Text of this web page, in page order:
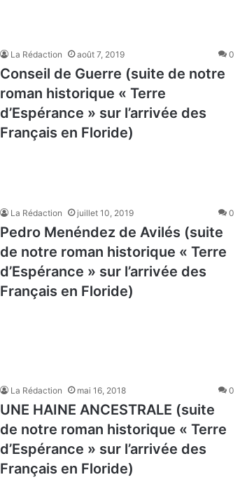
La Rédaction août 7, 2019 0
Conseil de Guerre (suite de notre
roman historique « Terre
d’Espérance » sur l’arrivée des
Français en Floride)
La Rédaction juillet 10, 2019 0
Pedro Menéndez de Avilés (suite
de notre roman historique « Terre
d’Espérance » sur l’arrivée des
Français en Floride)
La Rédaction mai 16, 2018 0
UNE HAINE ANCESTRALE (suite
de notre roman historique « Terre
d’Espérance » sur l’arrivée des
Français en Floride)